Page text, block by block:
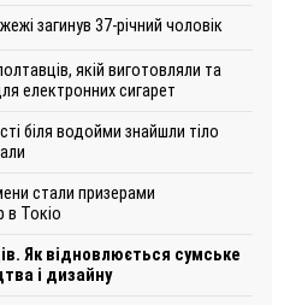
загинув 37-річний чоловік
якій виготовляли та
електронних сигарет
біля водойми знайшли тіло
стали призерами
в Токіо
Як відновлюється сумське
і дизайну